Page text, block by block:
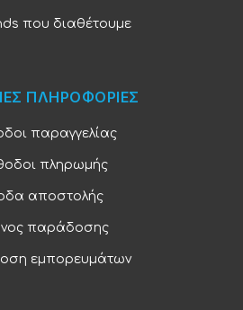
που διαθέτουμε
ΠΛΗΡΟΦΟΡΙΕΣ
παραγγελίας
πληρωμής
αποστολής
παράδοσης
εμπορευμάτων